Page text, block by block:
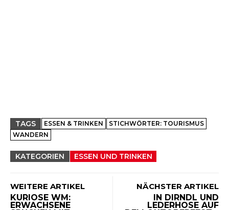
TAGS ESSEN & TRINKEN
STICHWÖRTER: TOURISMUS
WANDERN
KATEGORIEN ESSEN UND TRINKEN
WEITERE ARTIKEL
KURIOSE WM:
ERWACHSENE
NÄCHSTER ARTIKEL
IN DIRNDL UND
LEDERHOSE AUF